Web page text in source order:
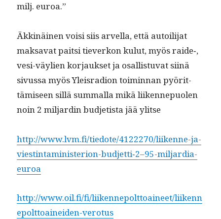
milj. euroa.”
Äkkinäi­nen voisi siis arvel­la, että autoil­i­jat
mak­sa­vat pait­si tiev­erkon kulut, myös raide‑,
vesi-väylien kor­jauk­set ja osal­lis­tu­vat siinä
sivus­sa myös Yleis­ra­dion toimin­nan pyörit­
tämiseen sil­lä sum­mal­la mikä liiken­nepuolen
noin 2 mil­jardin bud­jetista jää ylitse
http://www.lvm.fi/tiedote/4122270/liikenne-ja-
viestintaministerion-budjetti‑2–95-miljardia-
euroa
http://www.oil.fi/fi/liikennepolttoaineet/liikenn
epolttoaineiden-verotus